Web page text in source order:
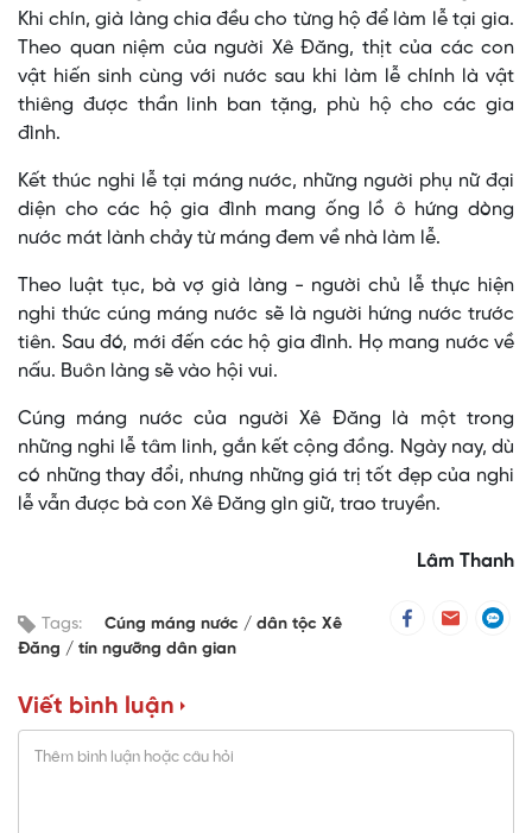
Khi chín, già làng chia đều cho từng hộ để làm lễ tại gia.
Theo quan niệm của người Xê Đăng, thịt của các con
vật hiến sinh cùng với nước sau khi làm lễ chính là vật
thiêng được thần linh ban tặng, phù hộ cho các gia
đình.
Kết thúc nghi lễ tại máng nước, những người phụ nữ đại
diện cho các hộ gia đình mang ống lồ ô hứng dòng
nước mát lành chảy từ máng đem về nhà làm lễ.
Theo luật tục, bà vợ già làng - người chủ lễ thực hiện
nghi thức cúng máng nước sẽ là người hứng nước trước
tiên. Sau đó, mới đến các hộ gia đình. Họ mang nước về
nấu. Buôn làng sẽ vào hội vui.
Cúng máng nước của người Xê Đăng là một trong
những nghi lễ tâm linh, gắn kết cộng đồng. Ngày nay, dù
có những thay đổi, nhưng những giá trị tốt đẹp của nghi
lễ vẫn được bà con Xê Đăng gìn giữ, trao truyền.
Lâm Thanh
Tags: Cúng máng nước
dân tộc Xê
Đăng
tín ngưỡng dân gian
Viết bình luận